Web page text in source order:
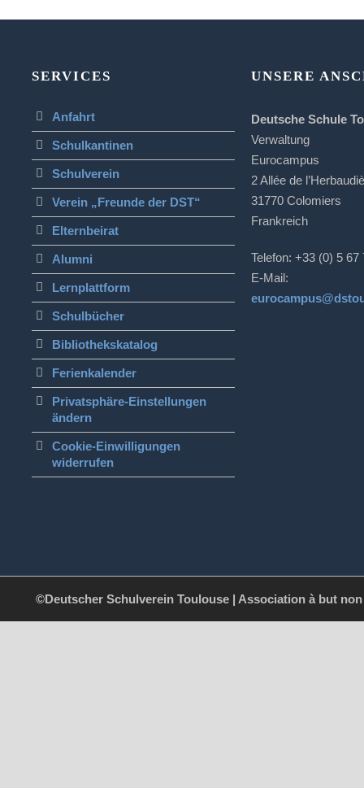
SERVICES
Anfahrt
Schulkantinen
Schulverein
Verein „Freunde der DST“
Elternbeirat
Alumni
Lernplattform
Schulbücher
Bibliothekskatalog
Ferienkalender
Privatsphäre-Einstellungen
ändern
Cookie-Einwilligungen
widerrufen
UNSERE
Deutsche Schule
Verwaltung
Eurocampus
2 Allée de
31770 Colomiers
Frankreich
Telefon: +33 (0) 5 67
E-Mail:
©Deutscher Schulverein Toulouse | Association à but